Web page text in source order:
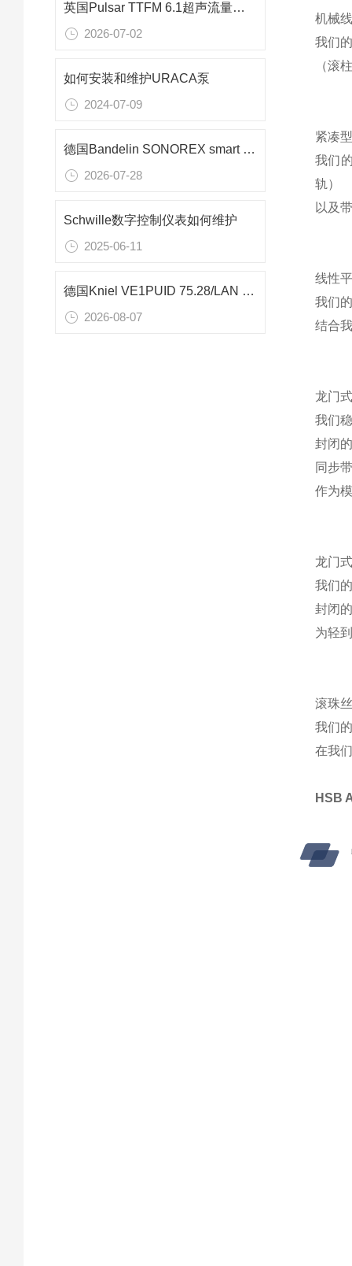
英国Pulsar TTFM 6.1超声流量计在水处理行业的应用技术研究
2026-07-02
如何安装和维护URACA泵
2024-07-09
德国Bandelin SONOREX smart ST 510 H 超声波清洗机在光学组件清洗中的应用
2026-07-28
Schwille数字控制仪表如何维护
2025-06-11
德国Kniel VE1PUID 75.28/LAN 1500W可编程电源在汽车电子测试中的应用
2026-08-07
机械
我们
（滚
紧凑
我们
轨）
以及
线性
我们
结合
龙门
我们
封闭
同步
作为
龙门
我们
封闭
为轻
滚珠
我们
在我
HSB